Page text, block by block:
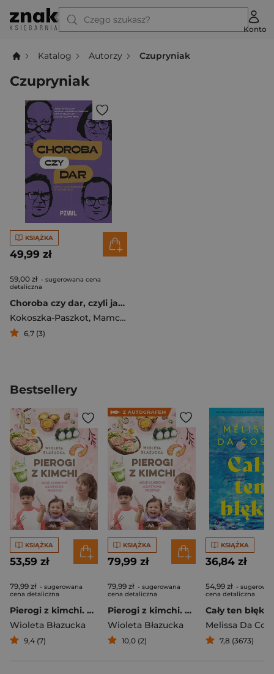
Czego szukasz?
Konto
Katalog Autorzy Czupryniak
Czupryniak
KSIĄŻKA
49,99 zł
59,00 zł - sugerowana cena
detaliczna
Choroba czy dar, czyli jak mówimy o starości
Kokoszka-Paszkot, Mamcarz
6,7 (3)
Bestsellery
KSIĄŻKA
53,59 zł
79,99 zł - sugerowana
cena detaliczna
Pierogi z kimchi. Moje ulubione azjatyckie przepisy
Wioleta Błazucka
9,4 (7)
KSIĄŻKA
79,99 zł
79,99 zł - sugerowana
cena detaliczna
Pierogi z kimchi. Moje ulubione azjatyckie przepisy - książka z autografem
Wioleta Błazucka
10,0 (2)
KSIĄŻKA
36,84 zł
54,99 zł -
cena detaliczna
Cały ten błękit
Melissa Da
7,8 (3673)